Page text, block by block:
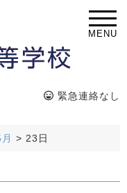
MENU
緊急連絡なし
> 23日